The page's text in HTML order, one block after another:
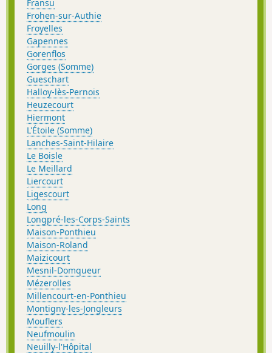
Fransu
Frohen-sur-Authie
Froyelles
Gapennes
Gorenflos
Gorges (Somme)
Gueschart
Halloy-lès-Pernois
Heuzecourt
Hiermont
L'Étoile (Somme)
Lanches-Saint-Hilaire
Le Boisle
Le Meillard
Liercourt
Ligescourt
Long
Longpré-les-Corps-Saints
Maison-Ponthieu
Maison-Roland
Maizicourt
Mesnil-Domqueur
Mézerolles
Millencourt-en-Ponthieu
Montigny-les-Jongleurs
Mouflers
Neufmoulin
Neuilly-l'Hôpital